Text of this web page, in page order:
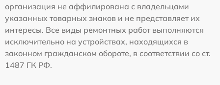
организация не аффилирована с владельцами
указанных товарных знаков и не представляет их
интересы. Все виды ремонтных работ выполняются
исключительно на устройствах, находящихся в
законном гражданском обороте, в соответствии со ст.
1487 ГК РФ.